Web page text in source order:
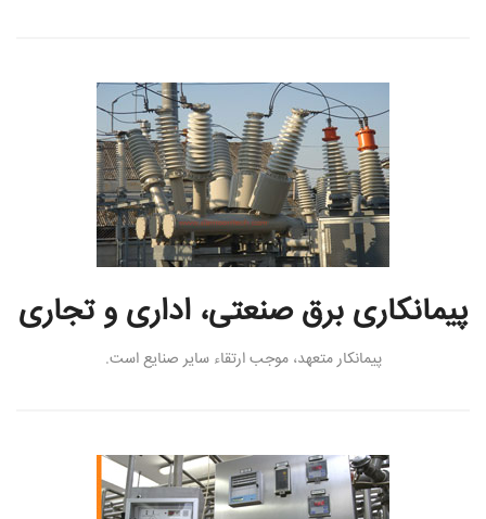
پیمانکاری برق صنعتی، اداری و تجاری
پیمانکار متعهد، موجب ارتقاء سایر صنایع است.